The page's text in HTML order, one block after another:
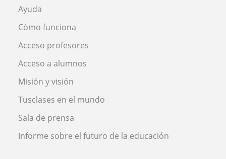
Ayuda
Cómo funciona
Acceso profesores
Acceso a alumnos
Misión y visión
Tusclases en el mundo
Sala de prensa
Informe sobre el futuro de la educación